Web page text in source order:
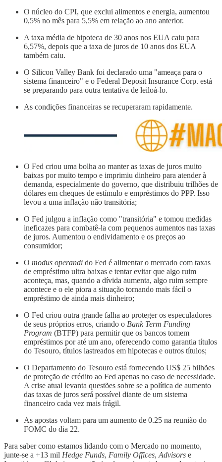
O núcleo do CPI, que exclui alimentos e energia, aumentou
0,5% no mês para 5,5% em relação ao ano anterior.
A taxa média de hipoteca de 30 anos nos EUA caiu para
6,57%, depois que a taxa de juros de 10 anos dos EUA
também caiu.
O Silicon Valley Bank foi declarado uma "ameaça para o
sistema financeiro" e o Federal Deposit Insurance Corp. está
se preparando para outra tentativa de leiloá-lo.
As condições financeiras se recuperaram rapidamente.
O Fed criou uma bolha ao manter as taxas de juros muito
baixas por muito tempo e imprimiu dinheiro para atender à
demanda, especialmente do governo, que distribuiu trilhões de
dólares em cheques de estímulo e empréstimos do PPP. Isso
levou a uma inflação não transitória;
O Fed julgou a inflação como "transitória" e tomou medidas
ineficazes para combatê-la com pequenos aumentos nas taxas
de juros. Aumentou o endividamento e os preços ao
consumidor;
O modus operandi do Fed é alimentar o mercado com taxas
de empréstimo ultra baixas e tentar evitar que algo ruim
aconteça, mas, quando a dívida aumenta, algo ruim sempre
acontece e o ele piora a situação tornando mais fácil o
empréstimo de ainda mais dinheiro;
O Fed criou outra grande falha ao proteger os especuladores
de seus próprios erros, criando o Bank Term Funding
Program (BTFP) para permitir que os bancos tomem
empréstimos por até um ano, oferecendo como garantia títulos
do Tesouro, títulos lastreados em hipotecas e outros títulos;
O Departamento do Tesouro está fornecendo US$ 25 bilhões
de proteção de crédito ao Fed apenas no caso de necessidade.
A crise atual levanta questões sobre se a política de aumento
das taxas de juros será possível diante de um sistema
financeiro cada vez mais frágil.
As apostas voltam para um aumento de 0.25 na reunião do
FOMC do dia 22.
Para saber como estamos lidando com o Mercado no momento,
junte-se a +13 mil Hedge Funds, Family Offices, Advisors e